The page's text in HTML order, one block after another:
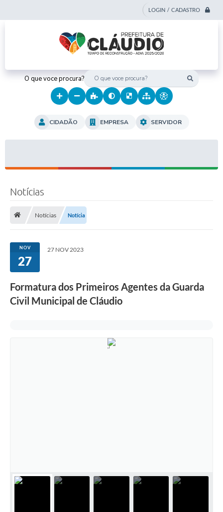
LOGIN / CADASTRO
O que voce procura?
CIDADÃO EMPRESA SERVIDOR
Notícias
Notícias Notícia
NOV
27
27 NOV 2023
Formatura dos Primeiros Agentes da Guarda
Civil Municipal de Cláudio